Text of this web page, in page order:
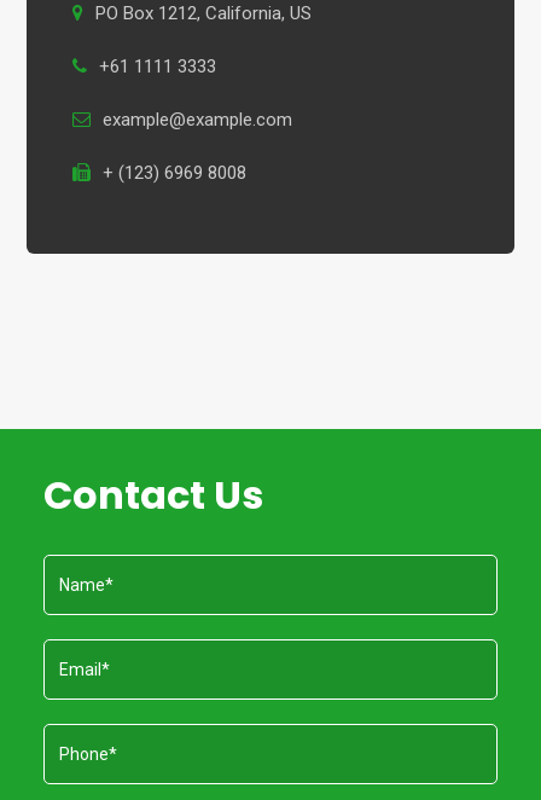
PO Box 1212, California, US
+61 1111 3333
example@example.com
+ (123) 6969 8008
Contact Us